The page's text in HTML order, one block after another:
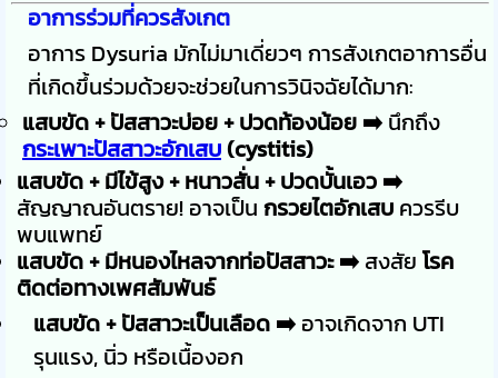
อาการร่วมที่ควรสังเกต
อาการ Dysuria มักไม่มาเดี่ยวๆ การสังเกตอาการอื่น
ที่เกิดขึ้นร่วมด้วยจะช่วยในการวินิจฉัยได้มาก:
แสบขัด + ปัสสาวะบ่อย + ปวดท้องน้อย ➡️ นึกถึง
กระเพาะปัสสาวะอักเสบ(cystitis)
แสบขัด + มีไข้สูง + หนาวสั่น + ปวดบั้นเอว ➡️
สัญญาณอันตราย! อาจเป็น กรวยไตอักเสบ ควรรีบ
พบแพทย์
แสบขัด + มีหนองไหลจากท่อปัสสาวะ ➡️ สงสัย โรค
ติดต่อทางเพศสัมพันธ์
แสบขัด + ปัสสาวะเป็นเลือด ➡️ อาจเกิดจาก UTI
รุนแรง, นิ่ว หรือเนื้องอก